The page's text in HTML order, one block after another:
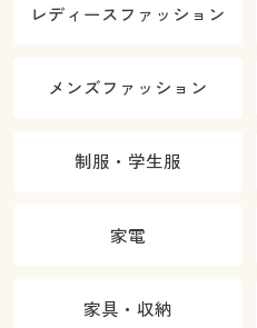
レディースファッション
メンズファッション
制服・学生服
家電
家具・収納